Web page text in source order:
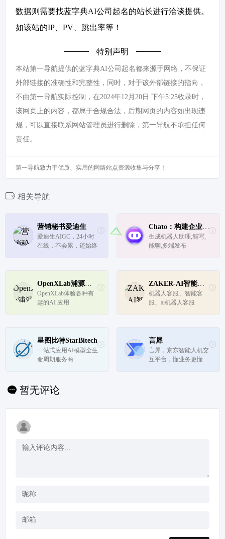
数据则需要找蓝字典AI公司起名的站长进行洽谈提供。
如该站的IP、PV、跳出率等！
特别声明
本站第一导航提供的蓝字典AI公司起名都来源于网络，不保证
外部链接的准确性和完整性，同时，对于该外部链接的指向，
不由第一导航实际控制，在2024年12月20日 下午5:25收录时，
该网页上的内容，都属于合规合法，后期网页的内容如出现违
规，可以直接联系网站管理员进行删除，第一导航不承担任何
责任。
第一导航致力于优质、实用的网络站点资源收集与分享！
相关导航
营销秘书爱迪生
爱迪生AIGC，24小时
在线，不会累，还始终
生成机器人助理,能写,
能聊,多端发布
OpenXLab体验各种有
趣的AI 应用
ZAKER-AI智能客服
机器人客服、智能客
服、ai机器人客服
星图比特StarBitech
一站式应用AI模型全生
命周期服务商
言犀
言犀，京东智能人机交
互平台，懂业务更懂
暂无评论